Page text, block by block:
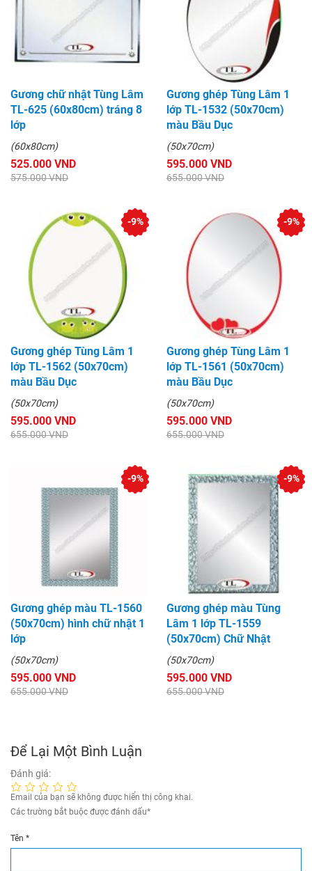
Gương chữ nhật Tùng Lâm
TL-625 (60x80cm) tráng 8
lớp
(60x80cm)
525.000 VND
575.000 VND
Gương ghép Tùng Lâm 1
lớp TL-1532 (50x70cm)
màu Bầu Dục
(50x70cm)
595.000 VND
655.000 VND
Gương ghép Tùng Lâm 1
lớp TL-1562 (50x70cm)
màu Bầu Dục
(50x70cm)
595.000 VND
655.000 VND
-9%
Gương ghép Tùng Lâm 1
lớp TL-1561 (50x70cm)
màu Bầu Dục
(50x70cm)
595.000 VND
655.000 VND
-9%
Gương ghép màu TL-1560
(50x70cm) hình chữ nhật 1
lớp
(50x70cm)
595.000 VND
655.000 VND
-9%
Gương ghép màu Tùng
Lâm 1 lớp TL-1559
(50x70cm) Chữ Nhật
(50x70cm)
595.000 VND
655.000 VND
-9%
Để Lại Một Bình Luận
Đánh giá:
Email của bạn sẽ không được hiển thị công khai.
Các trường bắt buộc được đánh dấu*
Tên *